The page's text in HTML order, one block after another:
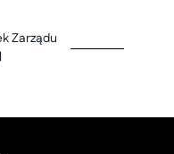
Zarządu